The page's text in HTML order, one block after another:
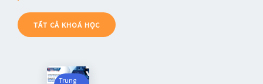
TẤT CẢ KHOÁ HỌC
Trung